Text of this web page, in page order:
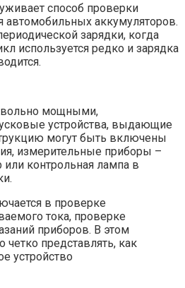
способ проверки
автомобильных аккумуляторов.
зарядки, когда
используется редко и зарядка
мощными,
устройства, выдающие
могут быть включены
измерительные приборы –
контрольная лампа в
в проверке
тока, проверке
приборов. В этом
четко представлять, как
устройство